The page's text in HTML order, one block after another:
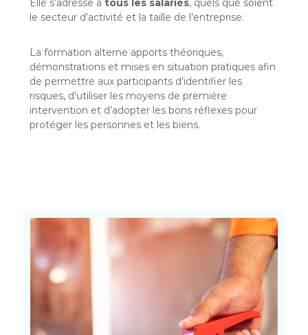
Elle s’adresse àtous les salariés, quels que soient
le secteur d’activité et la taille de l’entreprise.
La formation alterne apports théoriques,
démonstrations et mises en situation pratiques afin
de permettre aux participants d’identifier les
risques, d’utiliser les moyens de première
intervention et d’adopter les bons réflexes pour
protéger les personnes et les biens.